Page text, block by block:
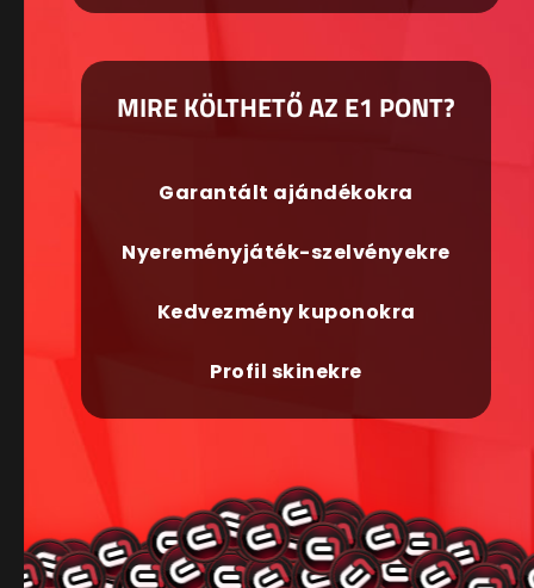
MIRE KÖLTHETŐ AZ E1 PONT?
Garantált ajándékokra
Nyereményjáték-szelvényekre
Kedvezmény kuponokra
Profil skinekre